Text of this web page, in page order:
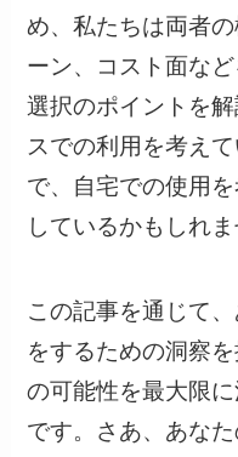
め、私たちは両者
ーン、コスト面な
選択のポイントを
スでの利用を考え
で、自宅での使用
しているかもしれま
この記事を通じて
をするための洞察
の可能性を最大限
です。さあ、あな